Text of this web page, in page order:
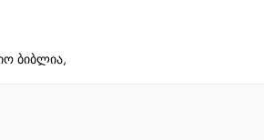
ბიბლია,